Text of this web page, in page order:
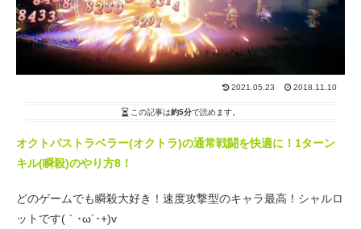
2021.05.23 2018.11.10
この記事は約5分で読めます。
オクトパストラベラー(オクトラ)の通常戦闘を快適に！1ターン
キル(瞬殺)のやり方8！
どのゲームでも瞬殺大好き！速度攻撃型のキャラ最高！シャルロ
ットです(｀･ω´･+)v